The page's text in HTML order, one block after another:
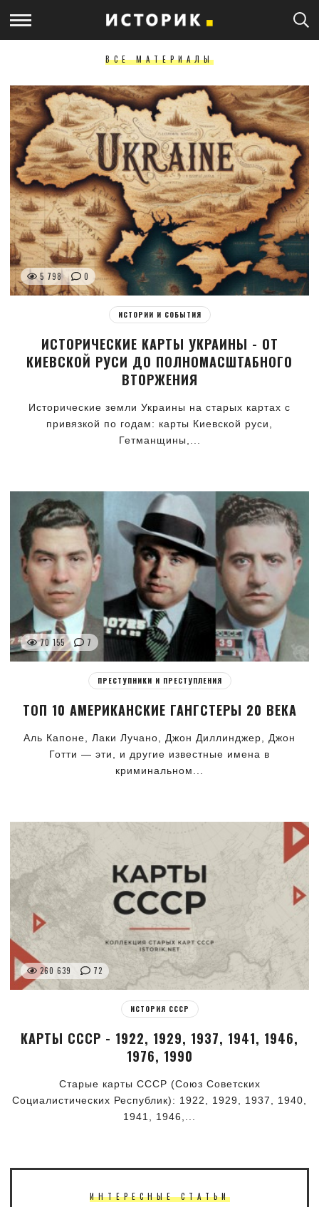
ВСЕ МАТЕРИАЛЫ
5 798 0
ИСТОРИИ И СОБЫТИЯ
ИСТОРИЧЕСКИЕ КАРТЫ УКРАИНЫ - ОТ
КИЕВСКОЙ РУСИ ДО ПОЛНОМАСШТАБНОГО
ВТОРЖЕНИЯ
Исторические земли Украины на старых картах с
привязкой по годам: карты Киевской руси,
Гетманщины,...
70 155 7
ПРЕСТУПНИКИ И ПРЕСТУПЛЕНИЯ
ТОП 10 АМЕРИКАНСКИЕ ГАНГСТЕРЫ 20 ВЕКА
Аль Капоне, Лаки Лучано, Джон Диллинджер, Джон
Готти — эти, и другие известные имена в
криминальном...
260 639 72
ИСТОРИЯ СССР
КАРТЫ СССР - 1922, 1929, 1937, 1941, 1946,
1976, 1990
Старые карты СССР (Союз Советских
Социалистических Республик): 1922, 1929, 1937, 1940,
1941, 1946,...
ИНТЕРЕСНЫЕ СТАТЬИ